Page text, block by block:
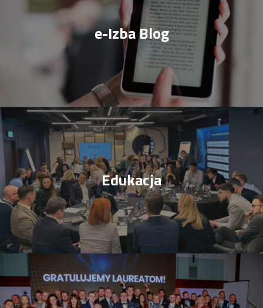
e-Izba Blog
Edukacja